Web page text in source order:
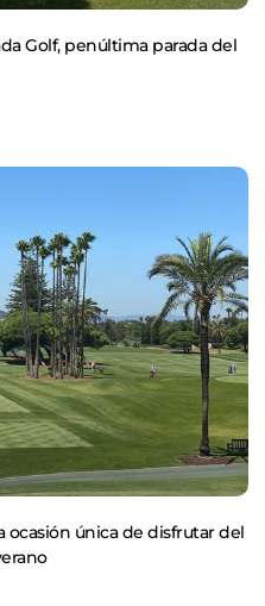
Golf, penúltima parada del
ocasión única de disfrutar del